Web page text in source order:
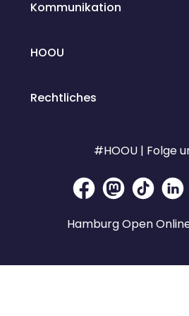
Kommunikation
HOOU
Rechtliches
#HOOU | Folge
Hamburg Open